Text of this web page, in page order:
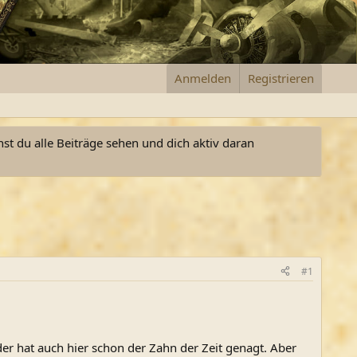
Anmelden Registrieren
du alle Beiträge sehen und dich aktiv daran
#1
hat auch hier schon der Zahn der Zeit genagt. Aber